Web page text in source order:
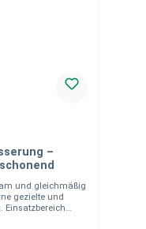
–
und gleichmäßig
gezielte und
Einsatzbereich